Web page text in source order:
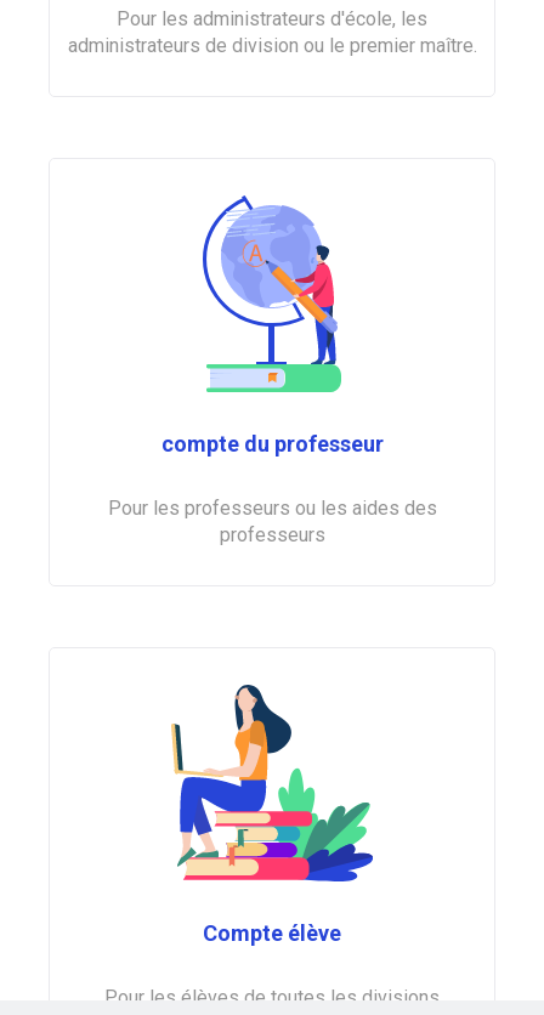
Pour les administrateurs d'école, les
administrateurs de division ou le premier maître.
compte du professeur
Pour les professeurs ou les aides des
professeurs
Compte élève
Pour les élèves de toutes les divisions